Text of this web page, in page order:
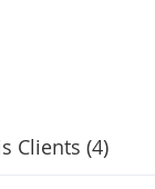
Clients (4)